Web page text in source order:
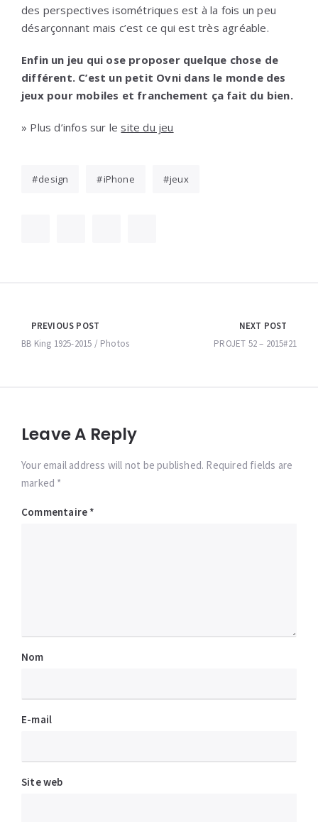
des perspectives isométriques est à la fois un peu
désarçonnant mais c’est ce qui est très agréable.
Enfin un jeu qui ose proposer quelque chose de
différent. C’est un petit Ovni dans le monde des
jeux pour mobiles et franchement ça fait du bien.
» Plus d’infos sur le site du jeu
design iPhone jeux
Navigation
de
PREVIOUS POST
BB King 1925-2015 / Photos
NEXT POST
PROJET 52 – 2015#21
Leave A Reply
Your email address will not be published. Required fields are
marked *
Commentaire *
Nom
E-mail
Site web